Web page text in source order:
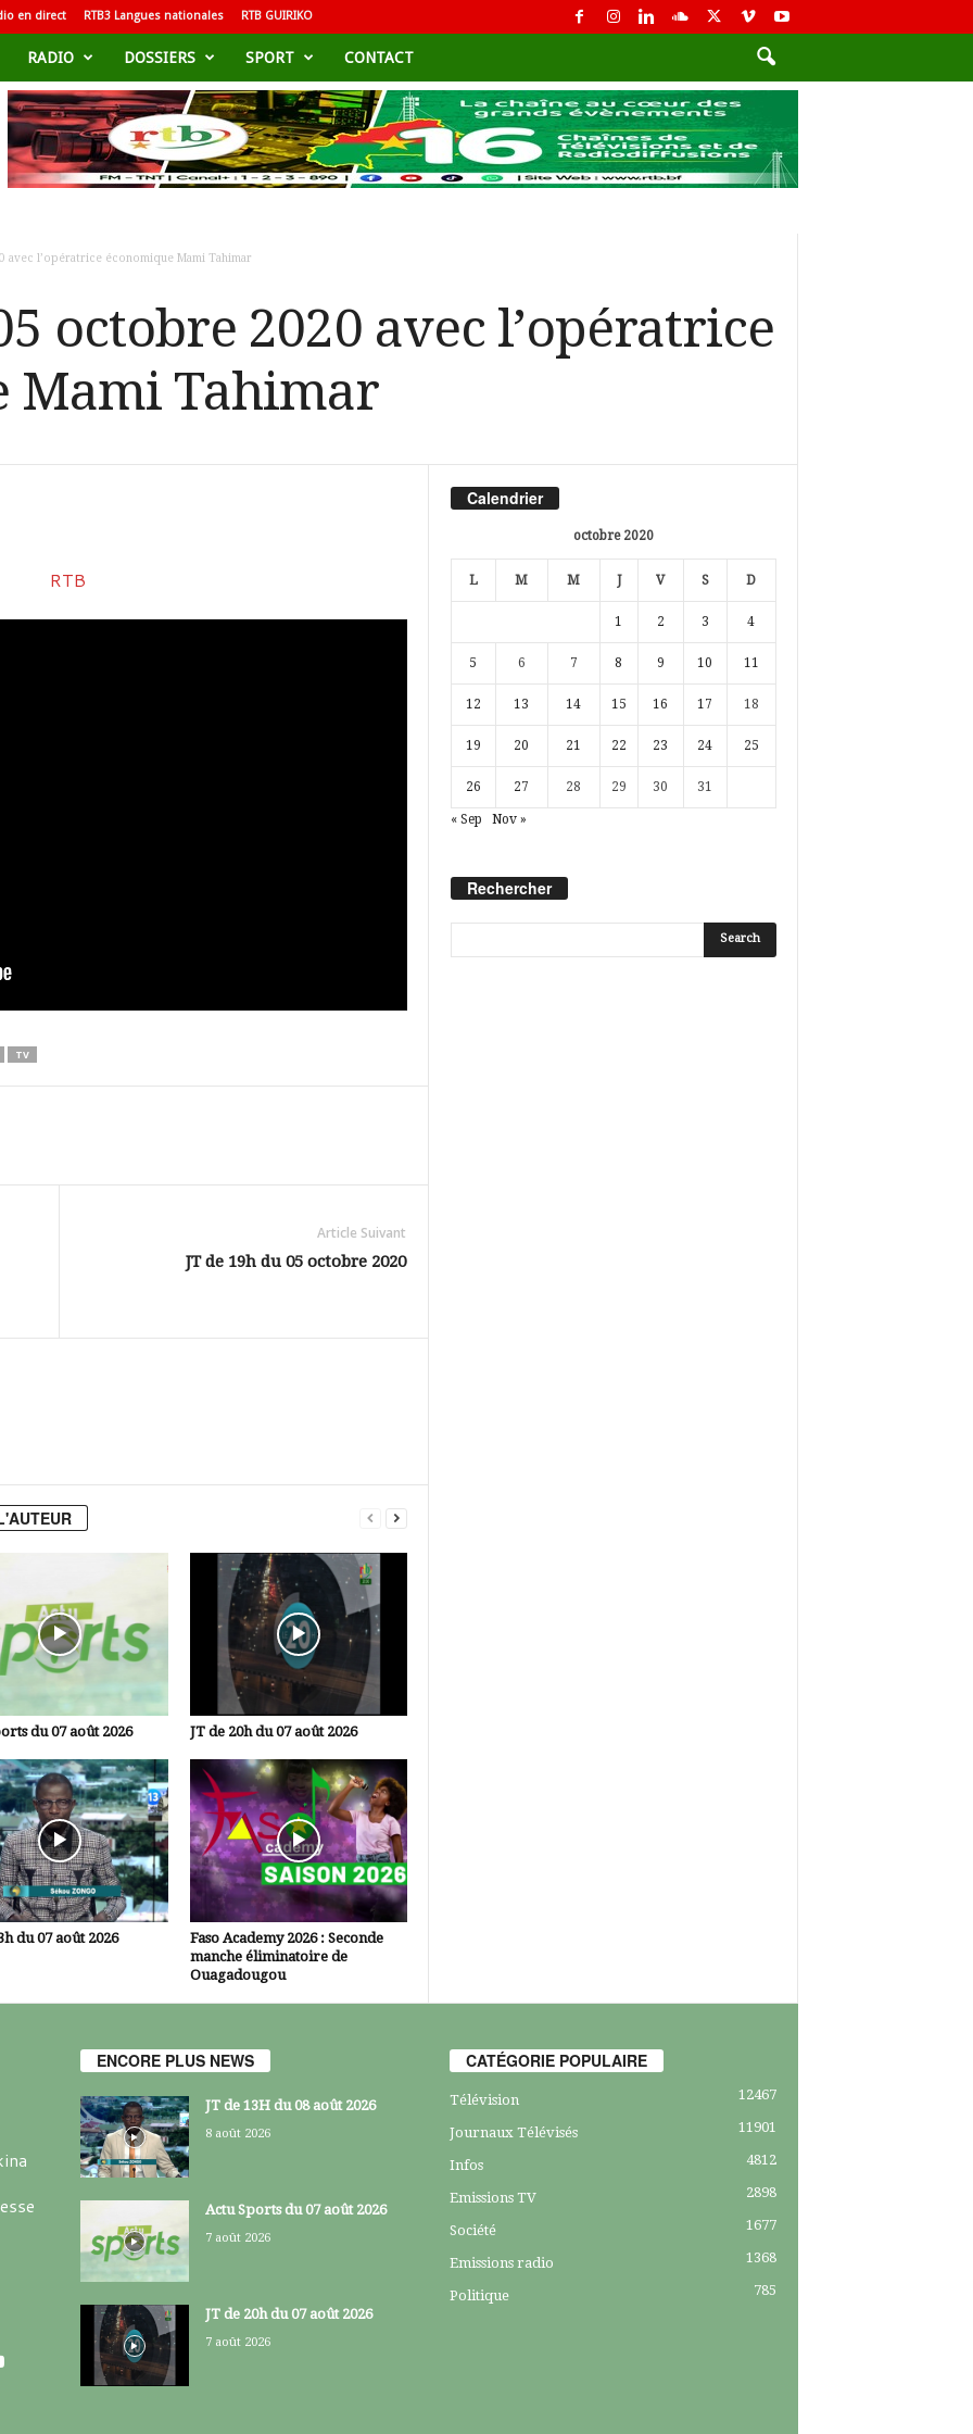
en direct RTB3 Langues nationales RTB GUIRIKO
RADIO DOSSIERS SPORT CONTACT
avec l’opératrice économique Mami Tahimar
octobre 2020 avec l’opératrice
Mami Tahimar
TV
Article Suivant
JT de 19h du 05 octobre 2020
du 07 août 2026 JT de 20h du 07 août 2026
du 07 août 2026
Faso Academy 2026 : Seconde
manche éliminatoire de
Ouagadougou
Calendrier
octobre 2020
L M M J V S D
1 2 3 4
5 6 7 8 9 10 11
12 13 14 15 16 17 18
19 20 21 22 23 24 25
26 27 28 29 30 31
« Sep Nov »
Rechercher
ENCORE PLUS NEWS
JT de 13H du 08 août 2026
8 août 2026
Actu Sports du 07 août 2026
7 août 2026
JT de 20h du 07 août 2026
7 août 2026
CATÉGORIE POPULAIRE
Télévision 12467
Journaux Télévisés 11901
Infos 4812
Emissions TV 2898
Société 1677
Emissions radio 1368
Politique 785